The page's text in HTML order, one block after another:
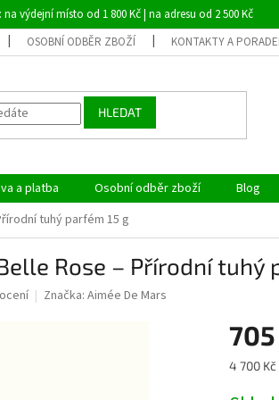
: na výdejní místo od 1 800 Kč | na adresu od 2 500 Kč
OSOBNÍ ODBĚR ZBOŽÍ KONTAKTY A
HLEDAT
a platba Osobní odběr zboží Blog
tuhý parfém 15 g
Rose – Přírodní tuhý
Značka: Aimée De Mars
705
Měrná
4 700